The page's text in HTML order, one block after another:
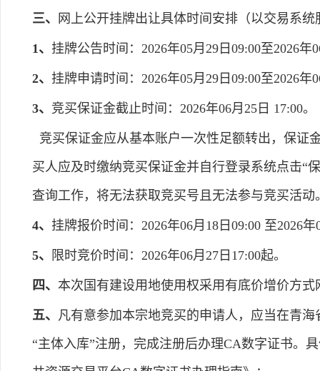
三、 网上公开挂牌出让具体时间安排（以交易系
1、 挂牌公告时间：2026年05月29日09:00至2026年
2、 挂牌申请时间：2026年05月29日09:00至2026年
3、 竞买保证金截止时间：2026年06月25日 17:00。
竞买保证金应从基本账户一次性足额转出，保证
买人应及时缴纳竞买保证金并自行登录系统点击“
查询工作，将无法获取竞买号且无法参与竞买活动
4、 挂牌报价时间：2026年06月18日09:00 至2026年
5、 限时竞价时间：2026年06月27日17:00起。
四、 本次国有建设用地使用权采用有底价增价方
五、 凡有意参加本宗地竞买的申请人，应当在青海
“主体入库”注册，完成注册后办理CA数字证书。